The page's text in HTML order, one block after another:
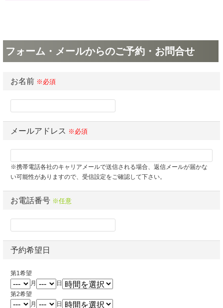
フォーム・メールからのご予約・お問合せ
お名前 ※必須
メールアドレス ※必須
※携帯電話各社のキャリアメールで送信される場合、返信メールが届かな
い可能性がありますので、受信設定をご確認して下さい。
お電話番号 ※任意
予約希望日
第1希望
月
日
第2希望
月
日